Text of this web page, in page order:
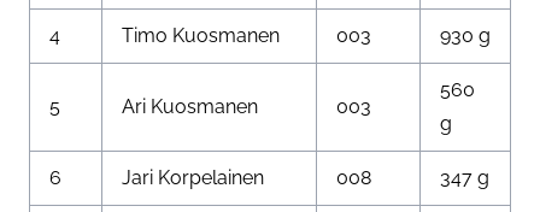
4 Timo Kuosmanen 003 930 g
5 Ari Kuosmanen 003
560
g
6 Jari Korpelainen 008 347 g